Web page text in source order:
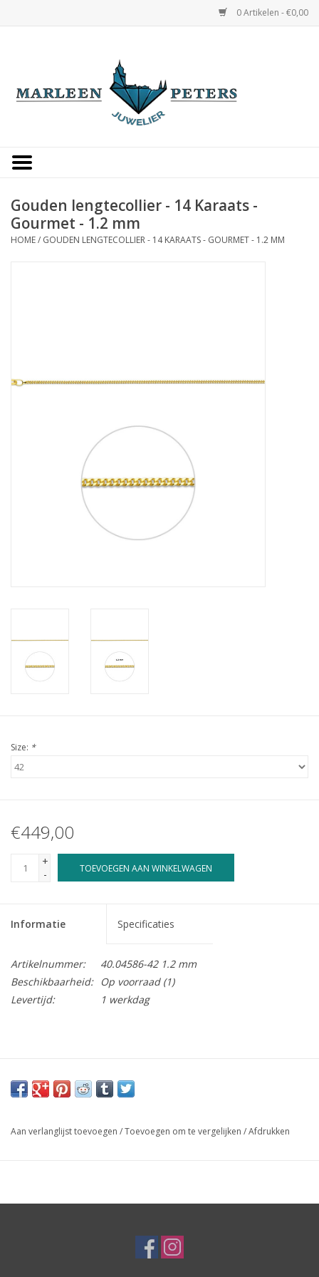
0 Artikelen - €0,00
Occasions
Cadeaukaarten
Gouden lengtecollier - 14 Karaats -
Gourmet - 1.2 mm
HOME/ GOUDEN LENGTECOLLIER - 14 KARAATS - GOURMET - 1.2 MM
Size: *
€449,00
+
-
TOEVOEGEN AAN WINKELWAGEN
Informatie Specificaties
Artikelnummer:
40.04586-42 1.2 mm
Beschikbaarheid:
Op voorraad(1)
Levertijd:
1 werkdag
Aan verlanglijst toevoegen /Toevoegen om te vergelijken /Afdrukken